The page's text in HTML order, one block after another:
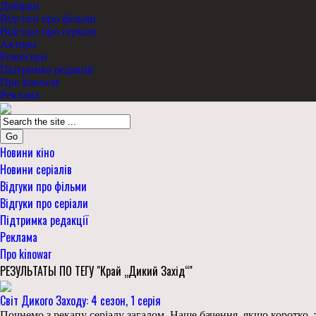
Добірки
Відгуки про фільми
Відгуки про серіали
Актори
Режисери
Підтримка редакції
Про kinowar
Реклама
Go
Новини кіно
Новини серіалів
Відгуки про фільми
Відгуки про серіали
Підтримка редакції
Реклама
Про kinowar
РЕЗУЛЬТАТЫ ПО ТЕГУ "Край „Дикий Захід“"
Світ Дикого Заходу: 4 сезон, 1 серія